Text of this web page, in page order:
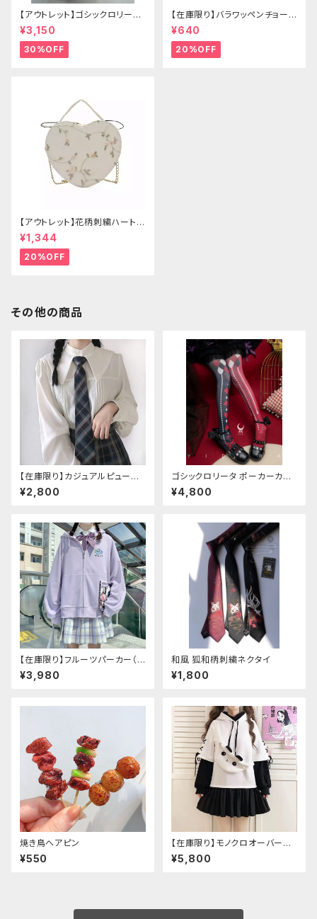
【アウトレット】ゴシックロリータ
ゴールドクラウン＆ホーン(ヴェ
ール付き)
¥3,150
30%OFF
【在庫限り】バラワッペンチョーカ
ー
¥640
20%OFF
【アウトレット】花柄刺繍ハートバ
ッグ
¥1,344
20%OFF
その他の商品
【在庫限り】カジュアルピューリ
タンカラープレッピーブラウス
¥2,800
ゴシックロリータ ポーカーカー
ド柄 プリントタイツ
¥4,800
【在庫限り】フルーツパーカー（ブ
ルべリ、ブドウ、キウイ、チェリー、
ぶどう
¥3,980
和風 狐和柄刺繍ネクタイ
¥1,800
焼き鳥ヘアピン
¥550
【在庫限り】モノクロオーバーサ
イズパンダパーカー
¥5,800